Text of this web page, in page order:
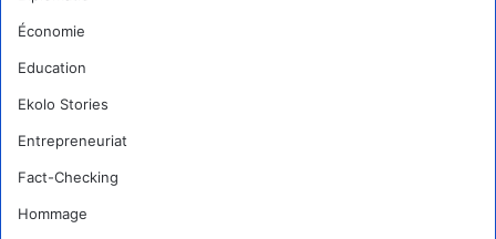
Économie
Education
Ekolo Stories
Entrepreneuriat
Fact-Checking
Hommage